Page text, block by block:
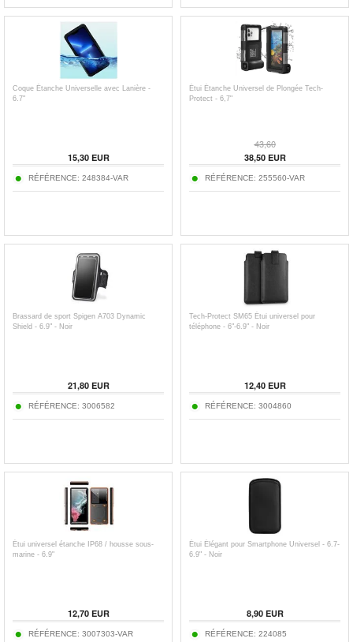
Coque Étanche Universelle avec Lanière -
6.7"
15,30EUR
RÉFÉRENCE: 248384-VAR
Étui Étanche Universel de Plongée Tech-
Protect - 6,7"
43,60
38,50EUR
RÉFÉRENCE: 255560-VAR
Brassard de sport Spigen A703 Dynamic
Shield - 6.9" - Noir
21,80EUR
RÉFÉRENCE: 3006582
Tech-Protect SM65 Étui universel pour
téléphone - 6"-6.9" - Noir
12,40EUR
RÉFÉRENCE: 3004860
Étui universel étanche IP68 / housse sous-
marine - 6.9"
12,70EUR
RÉFÉRENCE: 3007303-VAR
Étui Élégant pour Smartphone Universel - 6.7-
6.9" - Noir
8,90EUR
RÉFÉRENCE: 224085